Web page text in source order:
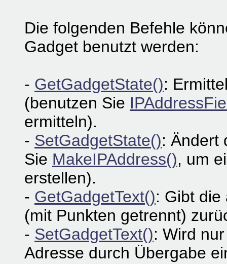
Die folgenden Befehle
Gadget benutzt werden:
- GetGadgetState():
(benutzen Sie
ermitteln).
- SetGadgetState(): Ändert
Sie MakeIPAddress(), um
erstellen).
- GetGadgetText(): Gibt die
(mit Punkten getrennt)
- SetGadgetText(): Wird
Adresse durch Übergabe